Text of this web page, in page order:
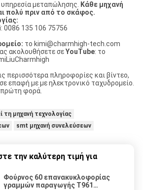
υπηρεσία μεταπώλησης. Κάθε μηχανή
πολύ πριν από το σκάφος.
0086 135 106 75756
το kimi@charmhigh-tech.com
ακολουθήσετε σεYouTube: το
περισσότερα πληροφορίες και βίντεο,
επαφή με με ηλεκτρονικό ταχυδρομείο.
πρώτη φορά.
τη μηχανή τεχνολογίας
smt μηχανή συνελεύσεων
την καλύτερη τιμή για
Φούρνος 60 επανακυκλοφορίας
γραμμών παραγωγής T961